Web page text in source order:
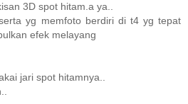
3D spot hitam.a ya..
yg memfoto berdiri di t4 yg tepat
efek melayang
jari spot hitamnya..